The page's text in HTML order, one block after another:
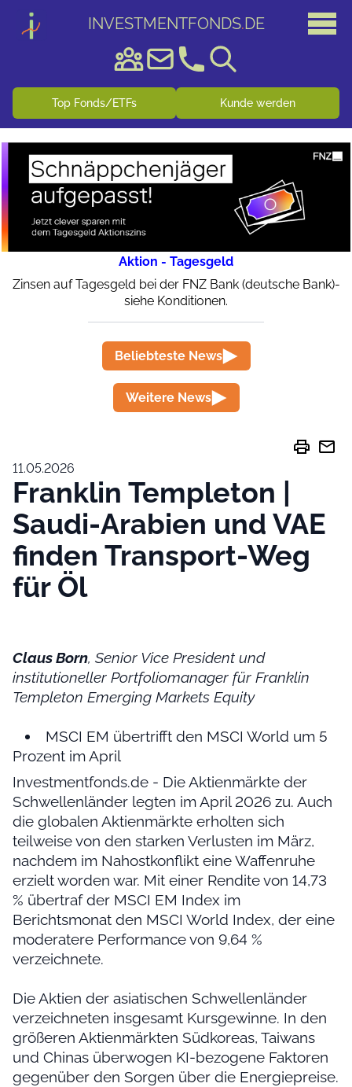
INVESTMENTFONDS.DE
Top Fonds/ETFs Kunde werden
Aktion - Tagesgeld
Zinsen auf Tagesgeld bei der FNZ Bank (deutsche Bank)-
siehe Konditionen.
Beliebteste News
Weitere News
print mail
11.05.2026
Franklin Templeton |
Saudi-Arabien und VAE
finden Transport-Weg
für Öl
Claus Born, Senior Vice President und
institutioneller Portfoliomanager für Franklin
Templeton Emerging Markets Equity
MSCI EM übertrifft den MSCI World um 5
Prozent im April
Investmentfonds.de - Die Aktienmärkte der
Schwellenländer legten im April 2026 zu. Auch
die globalen Aktienmärkte erholten sich
teilweise von den starken Verlusten im März,
nachdem im Nahostkonflikt eine Waffenruhe
erzielt worden war. Mit einer Rendite von 14,73
% übertraf der MSCI EM Index im
Berichtsmonat den MSCI World Index, der eine
moderatere Performance von 9,64 %
verzeichnete.
Die Aktien der asiatischen Schwellenländer
verzeichneten insgesamt Kursgewinne. In den
größeren Aktienmärkten Südkoreas, Taiwans
und Chinas überwogen KI-bezogene Faktoren
gegenüber den Sorgen über die Energiepreise.